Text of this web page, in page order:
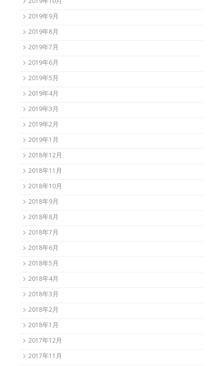
2019年9月
2019年8月
2019年7月
2019年6月
2019年5月
2019年4月
2019年3月
2019年2月
2019年1月
2018年12月
2018年11月
2018年10月
2018年9月
2018年8月
2018年7月
2018年6月
2018年5月
2018年4月
2018年3月
2018年2月
2018年1月
2017年12月
2017年11月